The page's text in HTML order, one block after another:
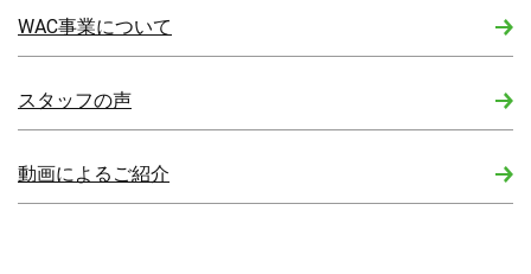
WAC事業について
スタッフの声
動画によるご紹介